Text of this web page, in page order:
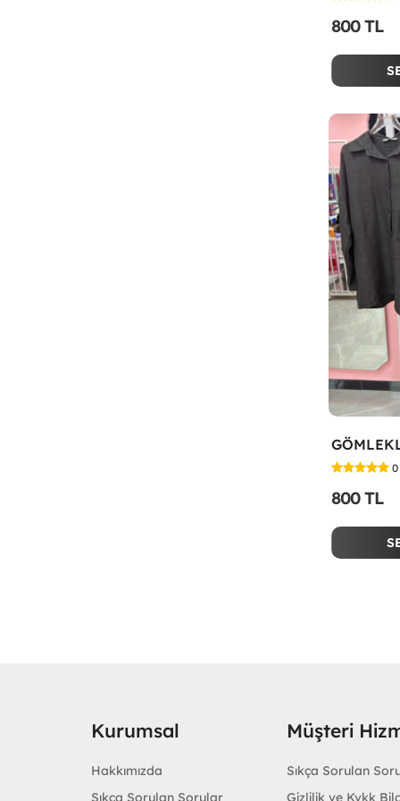
800 TL
0
800 TL
Kurumsal
Hakkımızda
Sıkça Sorulan Sorular
Müşteri
Sıkça Sorulan
Gizlilik ve Kvkk